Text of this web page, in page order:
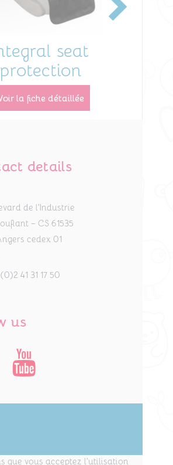
seat
protection
voir la fiche détaillée
details
de l'Industrie
– CS 61535
cedex 01
41 31 17 50
us
que vous acceptez l'utilisation